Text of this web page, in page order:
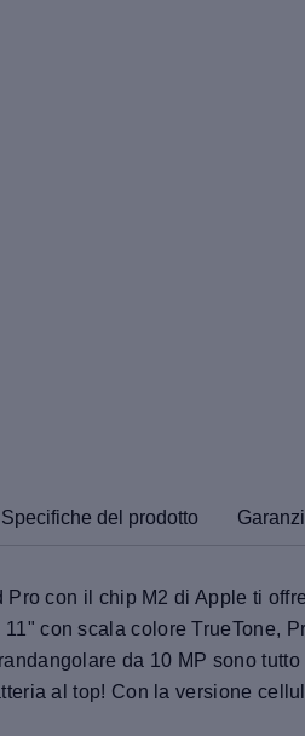
Specifiche del prodotto
Pro con il chip M2 di Apple ti
con scala colore TrueTone,
da 10 MP sono
al top! Con la versione